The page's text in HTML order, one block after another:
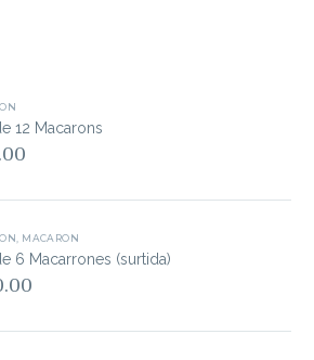
12 Macarons
MACARON
6 Macarrones (surtida)